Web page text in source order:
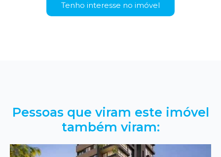
Tenho interesse no imóvel
Pessoas que viram este imóvel
também viram: